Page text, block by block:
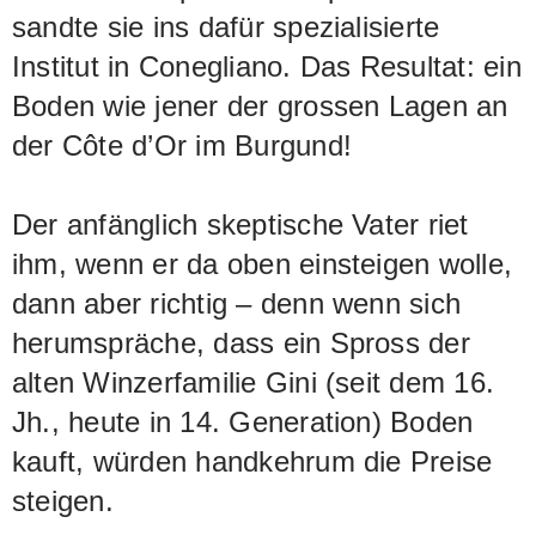
sandte sie ins dafür spezialisierte
Institut in Conegliano. Das Resultat: ein
Boden wie jener der grossen Lagen an
der Côte d’Or im Burgund!
Der anfänglich skeptische Vater riet
ihm, wenn er da oben einsteigen wolle,
dann aber richtig – denn wenn sich
herumspräche, dass ein Spross der
alten Winzerfamilie Gini (seit dem 16.
Jh., heute in 14. Generation) Boden
kauft, würden handkehrum die Preise
steigen.